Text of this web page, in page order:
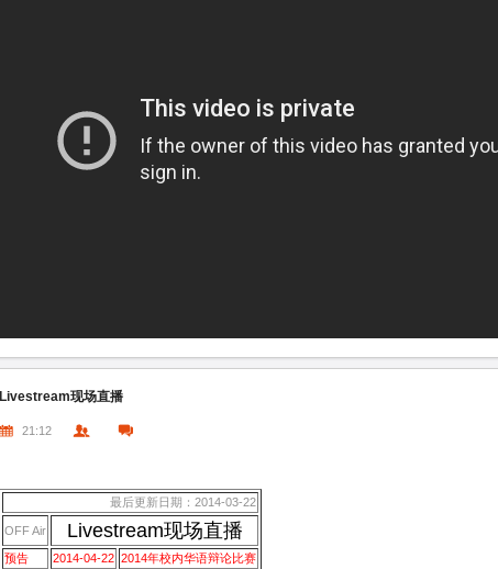
Livestream现场直播
21:12
最后更新日期：2014-03-22
OFF Air Livestream现场直播
预告 2014-04-22 2014年校内华语辩论比赛